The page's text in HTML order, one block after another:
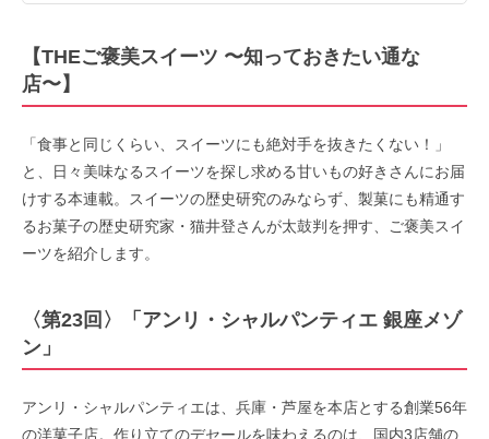
【THEご褒美スイーツ 〜知っておきたい通な
店〜】
「食事と同じくらい、スイーツにも絶対手を抜きたくない！」
と、日々美味なるスイーツを探し求める甘いもの好きさんにお届
けする本連載。スイーツの歴史研究のみならず、製菓にも精通す
るお菓子の歴史研究家・猫井登さんが太鼓判を押す、ご褒美スイ
ーツを紹介します。
〈第23回〉「アンリ・シャルパンティエ 銀座メゾ
ン」
アンリ・シャルパンティエは、兵庫・芦屋を本店とする創業56年
の洋菓子店。作り立てのデセールを味わえるのは、国内3店舗の